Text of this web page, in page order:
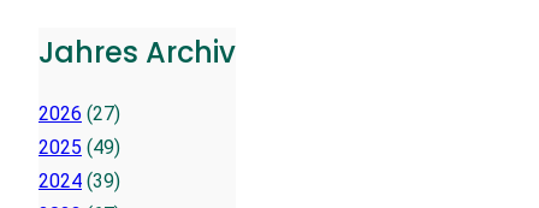
Jahres Archiv
2026 (27)
2025 (49)
2024 (39)